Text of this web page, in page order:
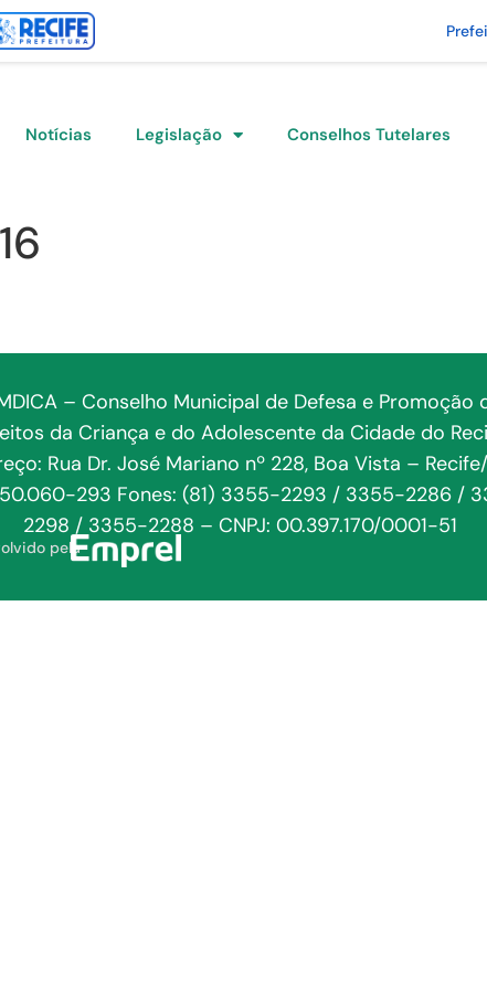
Notícias Legislação Conselhos Tutelares
– Conselho Municipal de Defesa e Promoção
da Criança e do Adolescente da Cidade do
Rua Dr. José Mariano nº 228, Boa Vista –
50.060-293 Fones: (81) 3355-2293 / 3355-2286 /
2298 / 3355-2288 – CNPJ: 00.397.170/0001-51
pela